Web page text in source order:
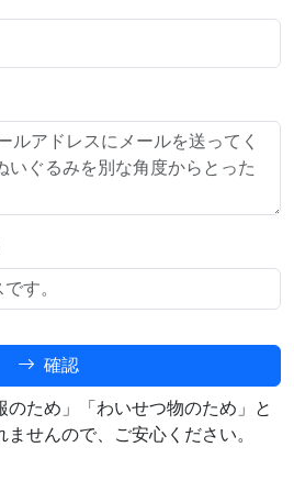
確認
のため」「わいせつ物のため」と
せんので、ご安心ください。